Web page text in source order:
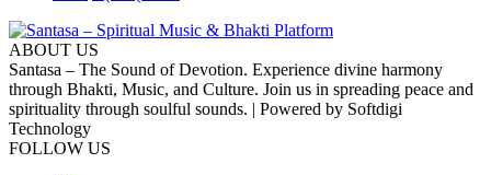
ABOUT US
Santasa – The Sound of Devotion. Experience divine harmony
through Bhakti, Music, and Culture. Join us in spreading peace and
spirituality through soulful sounds. | Powered by Softdigi
Technology
FOLLOW US